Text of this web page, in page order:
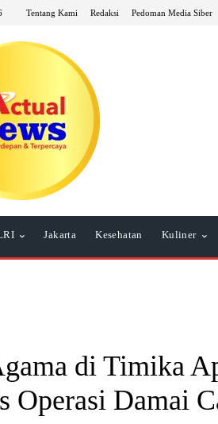
Tentang Kami Redaksi Pedoman Media Siber
Jakarta Kesehatan Kuliner
di Timika
Operasi Damai